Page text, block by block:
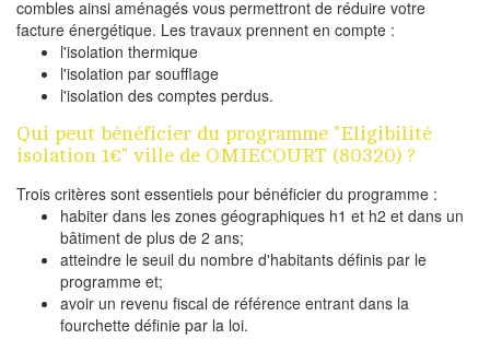
combles ainsi aménagés vous permettront de réduire votre
facture énergétique. Les travaux prennent en compte :
l'isolation thermique
l'isolation par soufflage
l'isolation des comptes perdus.
Qui peut bénéficier du programme "Eligibilité
isolation 1€" ville de OMIECOURT (80320) ?
Trois critères sont essentiels pour bénéficier du programme :
habiter dans les zones géographiques h1 et h2 et dans un
bâtiment de plus de 2 ans;
atteindre le seuil du nombre d'habitants définis par le
programme et;
avoir un revenu fiscal de référence entrant dans la
fourchette définie par la loi.